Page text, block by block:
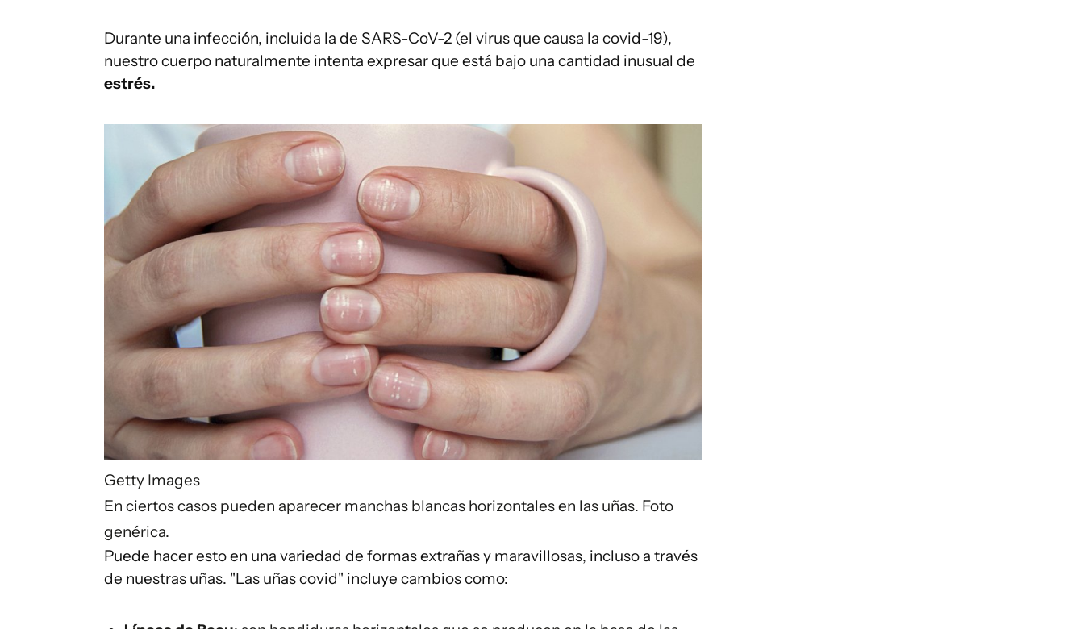
Durante una infección, incluida la de SARS-CoV-2 (el virus que causa la covid-19),
nuestro cuerpo naturalmente intenta expresar que está bajo una cantidad inusual de
estrés.
Getty Images
En ciertos casos pueden aparecer manchas blancas horizontales en las uñas. Foto
genérica.
Puede hacer esto en una variedad de formas extrañas y maravillosas, incluso a través
de nuestras uñas. "Las uñas covid" incluye cambios como: